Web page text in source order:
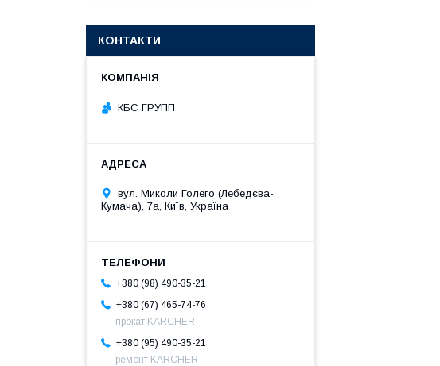
КОНТАКТИ
КБС ГРУПП
вул. Миколи Голего (Лебедєва-
Кумача), 7а, Київ, Україна
+380 (98) 490-35-21
+380 (67) 465-74-76
прокат KARCHER
+380 (95) 490-35-21
ремонт KARCHER